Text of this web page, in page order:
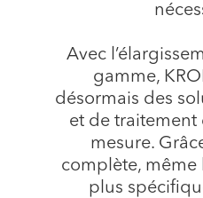
Avec
gamme,
désormais des
et de traitement
mesure.
complète, même
plus